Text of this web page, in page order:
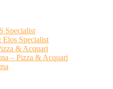
Specialist
Elos Specialist
& Acquari
– Pizza & Acquari